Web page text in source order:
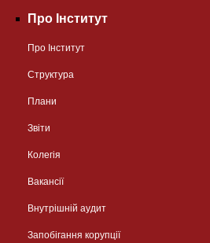
Про Інститут
Про Інститут
Структура
Плани
Звіти
Колегія
Вакансії
Внутрішній аудит
Запобігання корупції